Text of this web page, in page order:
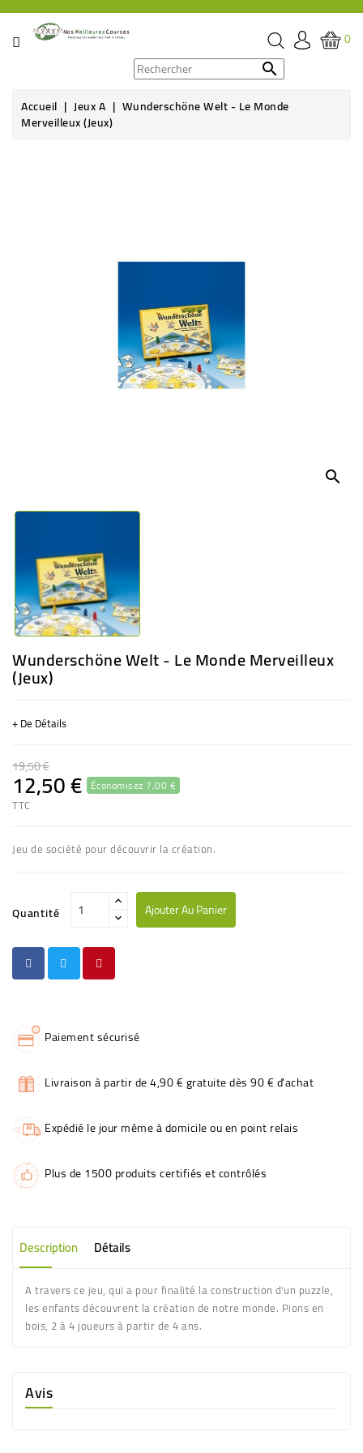
CATÉGORIE
ÉPICERIE
0

Accueil Jeux A Wunderschöne Welt - Le Monde
Merveilleux (jeux)
search
Wunderschöne Welt - Le Monde Merveilleux
(jeux)
+ De Détails
19,50 €
12,50 € Économisez 7,00 €
TTC
Jeu de société pour découvrir la création.
Quantité Ajouter Au Panier
Paiement sécurisé
Livraison à partir de 4,90 € gratuite dès 90 € d'achat
Expédié le jour même à domicile ou en point relais
Plus de 1500 produits certifiés et contrôlés
Description Détails
A travers ce jeu, qui a pour finalité la construction d'un puzzle,
les enfants découvrent la création de notre monde. Pions en
bois, 2 à 4 joueurs à partir de 4 ans.
Avis